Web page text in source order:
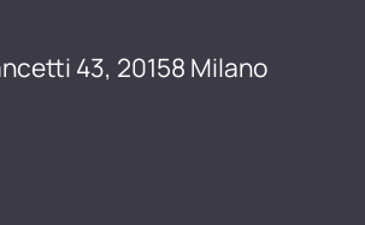
43, 20158 Milano